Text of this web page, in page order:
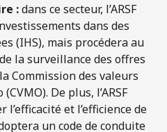
:dans ce secteur, l’ARSF
dans des
(IHS), mais procédera au
la surveillance des offres
Commission des valeurs
De plus, l’ARSF
l’efficacité et l’efficience de
un code de conduite